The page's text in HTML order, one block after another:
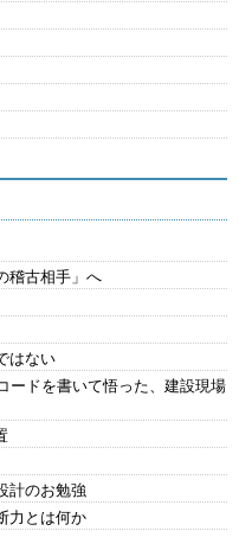
稽古相手」へ
はない
ードを書いて悟った、建設現場
計のお勉強
力とは何か